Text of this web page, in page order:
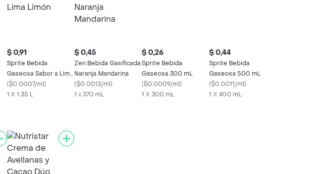
$ 0,91
Sprite Bebida
Gaseosa Sabor a Lima
Limón
($0.0007/ml)
1 X 1.35 L
$ 0,45
Zen Bebida Gasificada
Naranja Mandarina
($0.0013/ml)
1 x 370 mL
$ 0,26
Sprite Bebida
Gaseosa 300 mL
($0.0009/ml)
1 X 300 mL
$ 0,44
Sprite Bebida
Gaseosa 500 mL
($0.0011/ml)
1 X 400 mL